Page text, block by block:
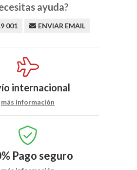
ayuda?
001 ENVIAR EMAIL
internacional
más información
Pago seguro